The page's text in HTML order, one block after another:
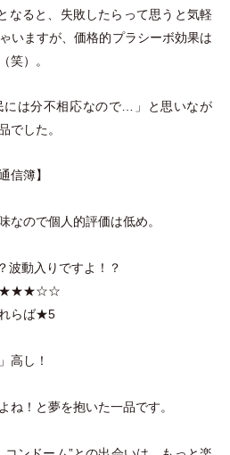
なると、失敗したらって思うと気軽
いますが、価格的プラシーボ効果は
（笑） 。
には分不相応なので… 」
と思いなが
でした。
信簿】
なので個人的評価は低め。
波動入りですよ！？
：★★★☆☆
らば★5
」 高し！
ね！と夢を抱いた一品です。